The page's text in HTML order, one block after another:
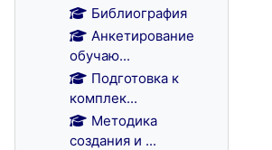
Библиография
Анкетирование
обучаю...
Подготовка к
комплек...
Методика
создания и ...